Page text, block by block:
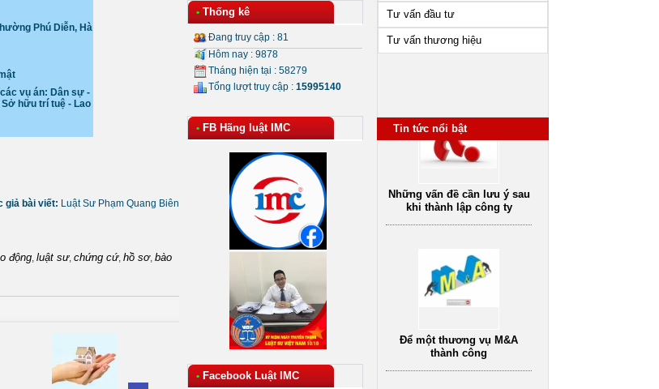
Phú Diễn, Hà
vụ án: Dân sự -
Sở hữu trí tuệ - Lao
giả bài viết: Luật Sư Phạm Quang Biên
động, luật sư, chứng cứ, hồ sơ, bào
• Thống kê
Đang truy cập : 81
Hôm nay : 9878
Tháng hiện tại : 58279
Tổng lượt truy cập : 15995140
• FB Hãng luật IMC
• Facebook Luật IMC
Tư vấn đầu tư
Tư vấn thương hiệu
Tin tức nổi bật
Những vấn đề cần lưu ý sau
khi thành lập công ty
Để một thương vụ M&A
thành công